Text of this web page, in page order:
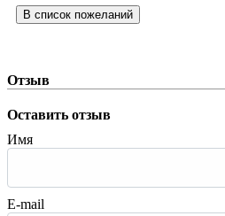
Отзыв
Оставить отзыв
Имя
E-mail